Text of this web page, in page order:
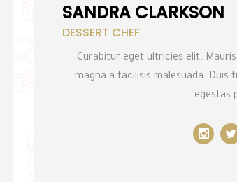
SANDRA CLARKSON
DESSERT CHEF
Curabitur eget ultricies elit.
magna a facilisis malesuada. Duis
egestas